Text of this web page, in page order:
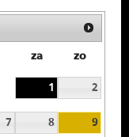
za zo
1 2
7 8 9